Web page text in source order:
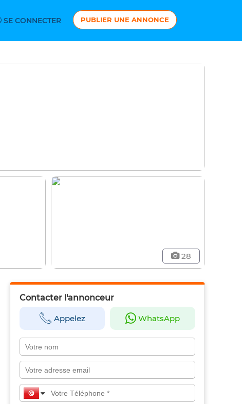
SE CONNECTER PUBLIER UNE ANNONCE
28
Contacter l'annonceur
Appelez WhatsApp